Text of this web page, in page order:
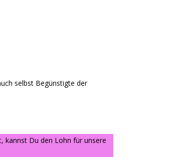
selbst Begünstigte der
kannst Du den Lohn für unsere